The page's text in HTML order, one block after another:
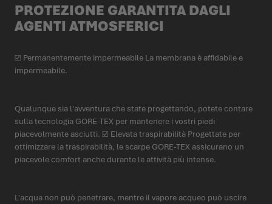
PROTEZIONE GARANTITA DAGLI
AGENTI ATMOSFERICI
☑ Permanentemente impermeabile La membrana è affidabile e
impermeabile.
Qualunque sia l'avventura che state progettando, potete contare
sulla tecnologia GORE-TEX per mantenere i vostri piedi
piacevolmente asciutti. ☑ Elevata traspirabilità Progettate per
ottimizzare la traspirabilità, le scarpe GORE-TEX assicurano un
piacevole comfort anche durante le attività più intense.
L'acqua non può penetrare, mentre il vapore acqueo può uscire